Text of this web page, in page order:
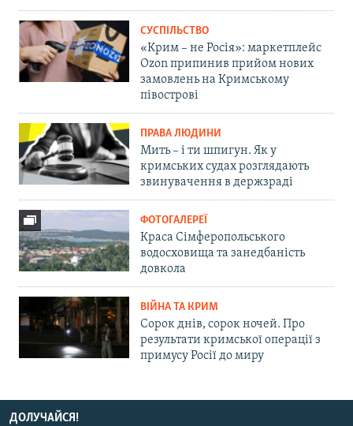
СУСПІЛЬСТВО
«Крим – не Росія»: маркетплейс
Ozon припинив прийом нових
замовлень на Кримському
півострові
ПРАВА ЛЮДИНИ
Мить – і ти шпигун. Як у
кримських судах розглядають
звинувачення в держзраді
ФОТОГАЛЕРЕЇ
Краса Сімферопольського
водосховища та занедбаність
довкола
ВІЙНА ТА КРИМ
Сорок днів, сорок ночей. Про
результати кримської операції з
примусу Росії до миру
ДОЛУЧАЙСЯ!